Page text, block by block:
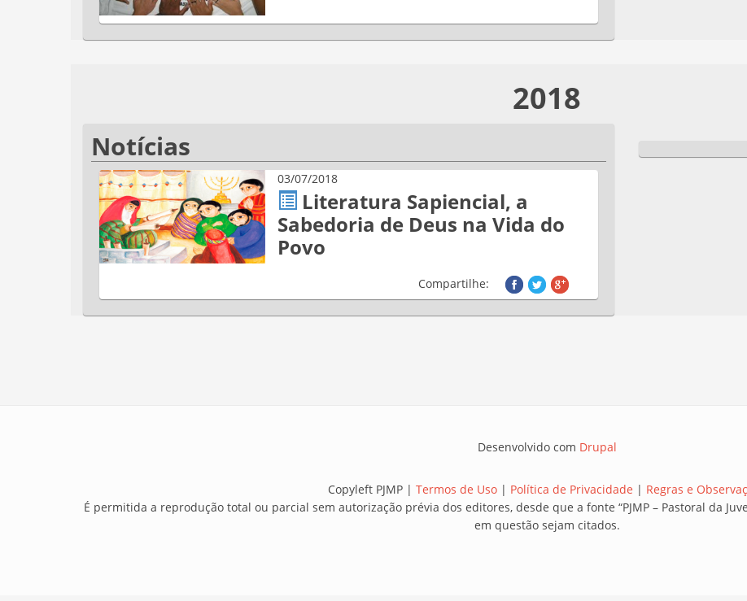
2018
Notícias
03/07/2018
Literatura Sapiencial, a
Sabedoria de Deus na Vida do
Povo
Compartilhe:
Desenvolvido com Drupal
Copyleft PJMP | Termos de Uso| Política de Privacidade | Regras e
É permitida a reprodução total ou parcial sem autorização prévia dos editores, desde que a fonte “PJMP – Pastoral da
em questão sejam citados.